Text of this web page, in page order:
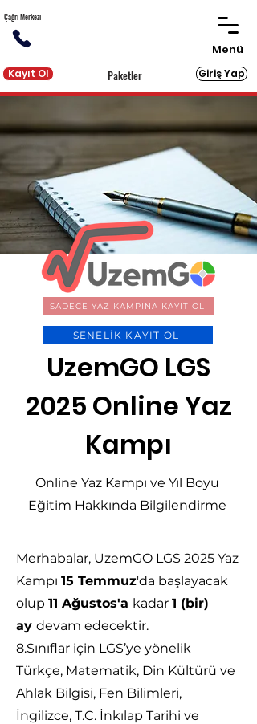
Kayıt Ol Giriş Yap
Menü
Paketler
Çağrı Merkezi
SADECE YAZ KAMPINA KAYIT OL
SENELİK KAYIT OL
UzemGO LGS
2025 Online Yaz
Kampı
Online Yaz Kampı ve Yıl Boyu
Eğitim Hakkında Bilgilendirme
Merhabalar, UzemGO LGS 2025 Yaz
Kampı 15 Temmuz'da başlayacak
olup 11 Ağustos'a kadar 1 (bir)
ay devam edecektir.
8.Sınıflar için LGS’ye yönelik
Türkçe, Matematik, Din Kültürü ve
Ahlak Bilgisi, Fen Bilimleri,
İngilizce, T.C. İnkılap Tarihi ve